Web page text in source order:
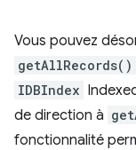
Vous pouvez
getAllRecords()
IDBIndex
de direction à
fonctionnalité